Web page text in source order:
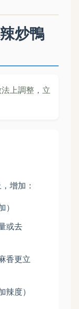
炒鴨
上調整，立
增加：
或去
香更立
度）